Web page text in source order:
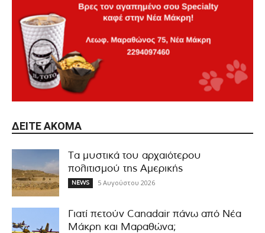
ΔΕΊΤΕ ΑΚΌΜΑ
Τα μυστικά του αρχαιότερου
πολιτισμού της Αμερικής
NEWS 5 Αυγούστου 2026
Γιατί πετούν Canadair πάνω από Νέα
Μάκρη και Μαραθώνα;